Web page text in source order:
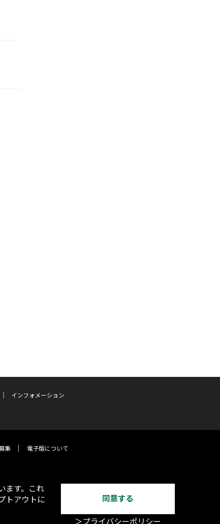
インフォメーション
集 電子版について
ます。これ
トアウトに
同意する
＞プライバシーポリシー